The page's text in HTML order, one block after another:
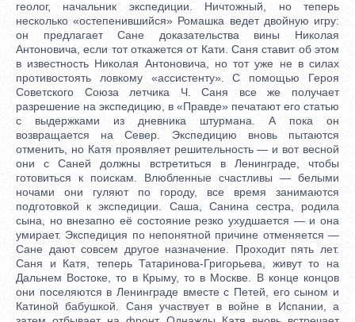
геолог, начальник экспедиции. Ничтожный, но теперь
несколько «остепенившийся» Ромашка ведет двойную игру:
он предлагает Сане доказательства вины Николая
Антоновича, если тот откажется от Кати. Саня ставит об этом
в известность Николая Антоновича, но тот уже не в силах
противостоять ловкому «ассистенту». С помощью Героя
Советского Союза летчика Ч. Саня все же получает
разрешение на экспедицию, в «Правде» печатают его статью
с выдержками из дневника штурмана. А пока он
возвращается на Север. Экспедицию вновь пытаются
отменить, но Катя проявляет решительность — и вот весной
они с Саней должны встретиться в Ленинграде, чтобы
готовиться к поискам. Влюбленные счастливы — белыми
ночами они гуляют по городу, все время занимаются
подготовкой к экспедиции. Саша, Санина сестра, родила
сына, но внезапно её состояние резко ухудшается — и она
умирает. Экспедиция по непонятной причине отменяется —
Сане дают совсем другое назначение. Проходит пять лет.
Саня и Катя, теперь Татаринова-Григорьева, живут то на
Дальнем Востоке, то в Крыму, то в Москве. В конце концов
они поселяются в Ленинграде вместе с Петей, его сыном и
Катиной бабушкой. Саня участвует в войне в Испании, а